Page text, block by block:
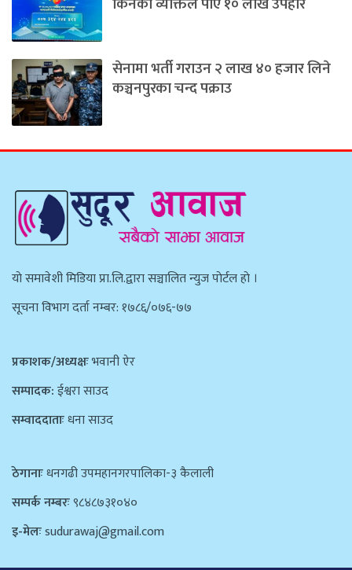
सेनामा भर्ती गराउन २ लाख ४० हजार लिने
कञ्चनपुरका चन्द पक्राउ
याे समावेशी मिडिया प्रा.लि.द्वारा सञ्चालित न्युज पाेर्टल हाे ।
सूचना विभाग दर्ता नम्बर: १७८६/०७६-७७
प्रकाशक/अध्यक्षःभवानी ऐर
सम्पादक:ईश्वरा साउद
सम्वाददाताःधना साउद
ठेगानाःधनगढी उपमहानगरपालिका-३ कैलाली
सम्पर्क नम्बरः९८४८७३१०४०
इ-मेलःsudurawaj@gmail.com